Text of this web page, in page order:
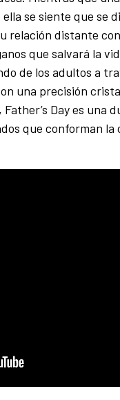
se siente que se
relación distante
que salvará la
de los adultos a
una precisión
Day es una
que conforman